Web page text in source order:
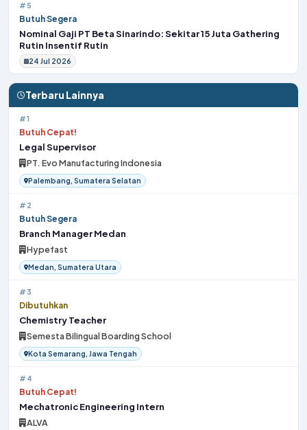
#5
Butuh Segera
Nominal Gaji PT Beta Sinarindo: Sekitar 15 Juta Gathering
Rutin Insentif Rutin
24 Jul 2026
Terbaru Lainnya
#1
Butuh Cepat!
Legal Supervisor
PT. Evo Manufacturing Indonesia
Palembang, Sumatera Selatan
#2
Butuh Segera
Branch Manager Medan
Hypefast
Medan, Sumatera Utara
#3
Dibutuhkan
Chemistry Teacher
Semesta Bilingual Boarding School
Kota Semarang, Jawa Tengah
#4
Butuh Cepat!
Mechatronic Engineering Intern
ALVA